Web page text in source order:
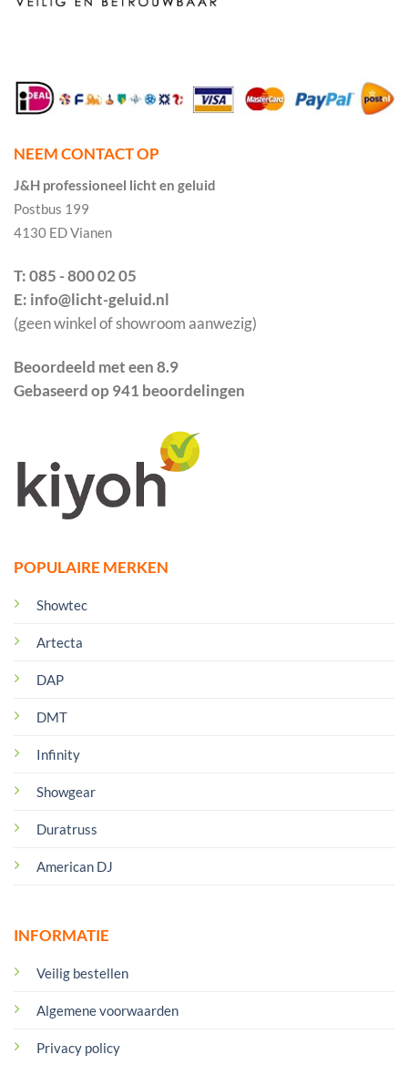
POPULAIRE MERKEN
Showtec
Artecta
DAP
DMT
Infinity
Showgear
Duratruss
American DJ
INFORMATIE
Veilig bestellen
Algemene voorwaarden
Privacy policy
NEEM CONTACT OP
J&H professioneel licht en geluid
Postbus 199
4130 ED Vianen
T: 085 - 800 02 05
E: info@licht-geluid.nl
(geen winkel of showroom aanwezig)
Beoordeeld met een 8.9
Gebaseerd op 941 beoordelingen